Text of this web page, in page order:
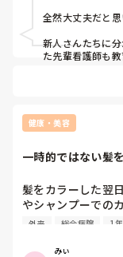
私は割と勉強がす
たので作成者の
い思わずお願いし
どうでしょうか…
すねー」と師長さ
しまって(TT)
全然大丈夫だと思
新人さんたちに
た先輩看護師も
それに、私が師
なので、ぐるぐ
とっても素敵だ
健康・美容
一時的ではない髪
髪をカラーした翌
やシャンプーでの
MRIは禁忌でしょ
外来 総合病院 1
みぃ